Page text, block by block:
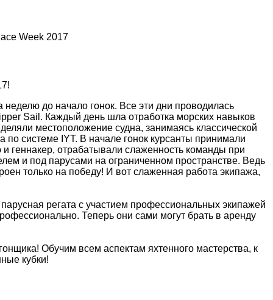
Week 2017
до начало гонок. Все эти дни проводилась
Sail. Каждый день шла отработка морских навыков
местоположение судна, занимаясь классической
по системе IYT. В начале гонок курсанты принимали
геннакер, отрабатывали слаженность команды при
и под парусами на ограниченном пространстве. Ведь
только на победу! И вот слаженная работа экипажа,
регата с участием профессиональных экипажей
Теперь они сами могут брать в аренду
Обучим всем аспектам яхтенного мастерства, к
кубки!